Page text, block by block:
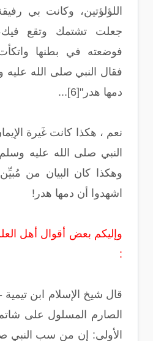
اللؤلؤتين، وكانت بي
جعلت تشتمك ‏وتقع
‏فوضعته في بطنها
فقال النبي‏ ‏صلى الله عليه
دمها‏ ‏هدر"[6]...
نعم ، هكذا كانت غَيرة
النبي صلى الله عليه
وهكذا كان البيان من مُبيِّن
اشهدوا أن دمها هدر!
وإليكم بعض أقوال أهل
:
قال شيخ الإسلام ابن
الصارم المسلول على
الأولى: إن من سب النبي